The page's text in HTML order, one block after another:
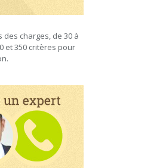
charges, de 30 à
et 350 critères pour